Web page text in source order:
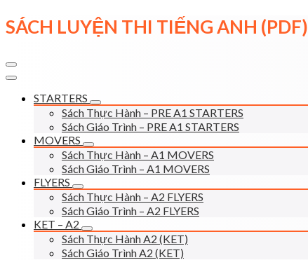
Skip
to
SÁCH LUYỆN THI TIẾNG ANH (PDF)
STARTERS
Sách Thực Hành – PRE A1 STARTERS
Sách Giáo Trình – PRE A1 STARTERS
MOVERS
Sách Thực Hành – A1 MOVERS
Sách Giáo Trình – A1 MOVERS
FLYERS
Sách Thực Hành – A2 FLYERS
Sách Giáo Trình – A2 FLYERS
KET – A2
Sách Thực Hành A2 (KET)
Sách Giáo Trình A2 (KET)